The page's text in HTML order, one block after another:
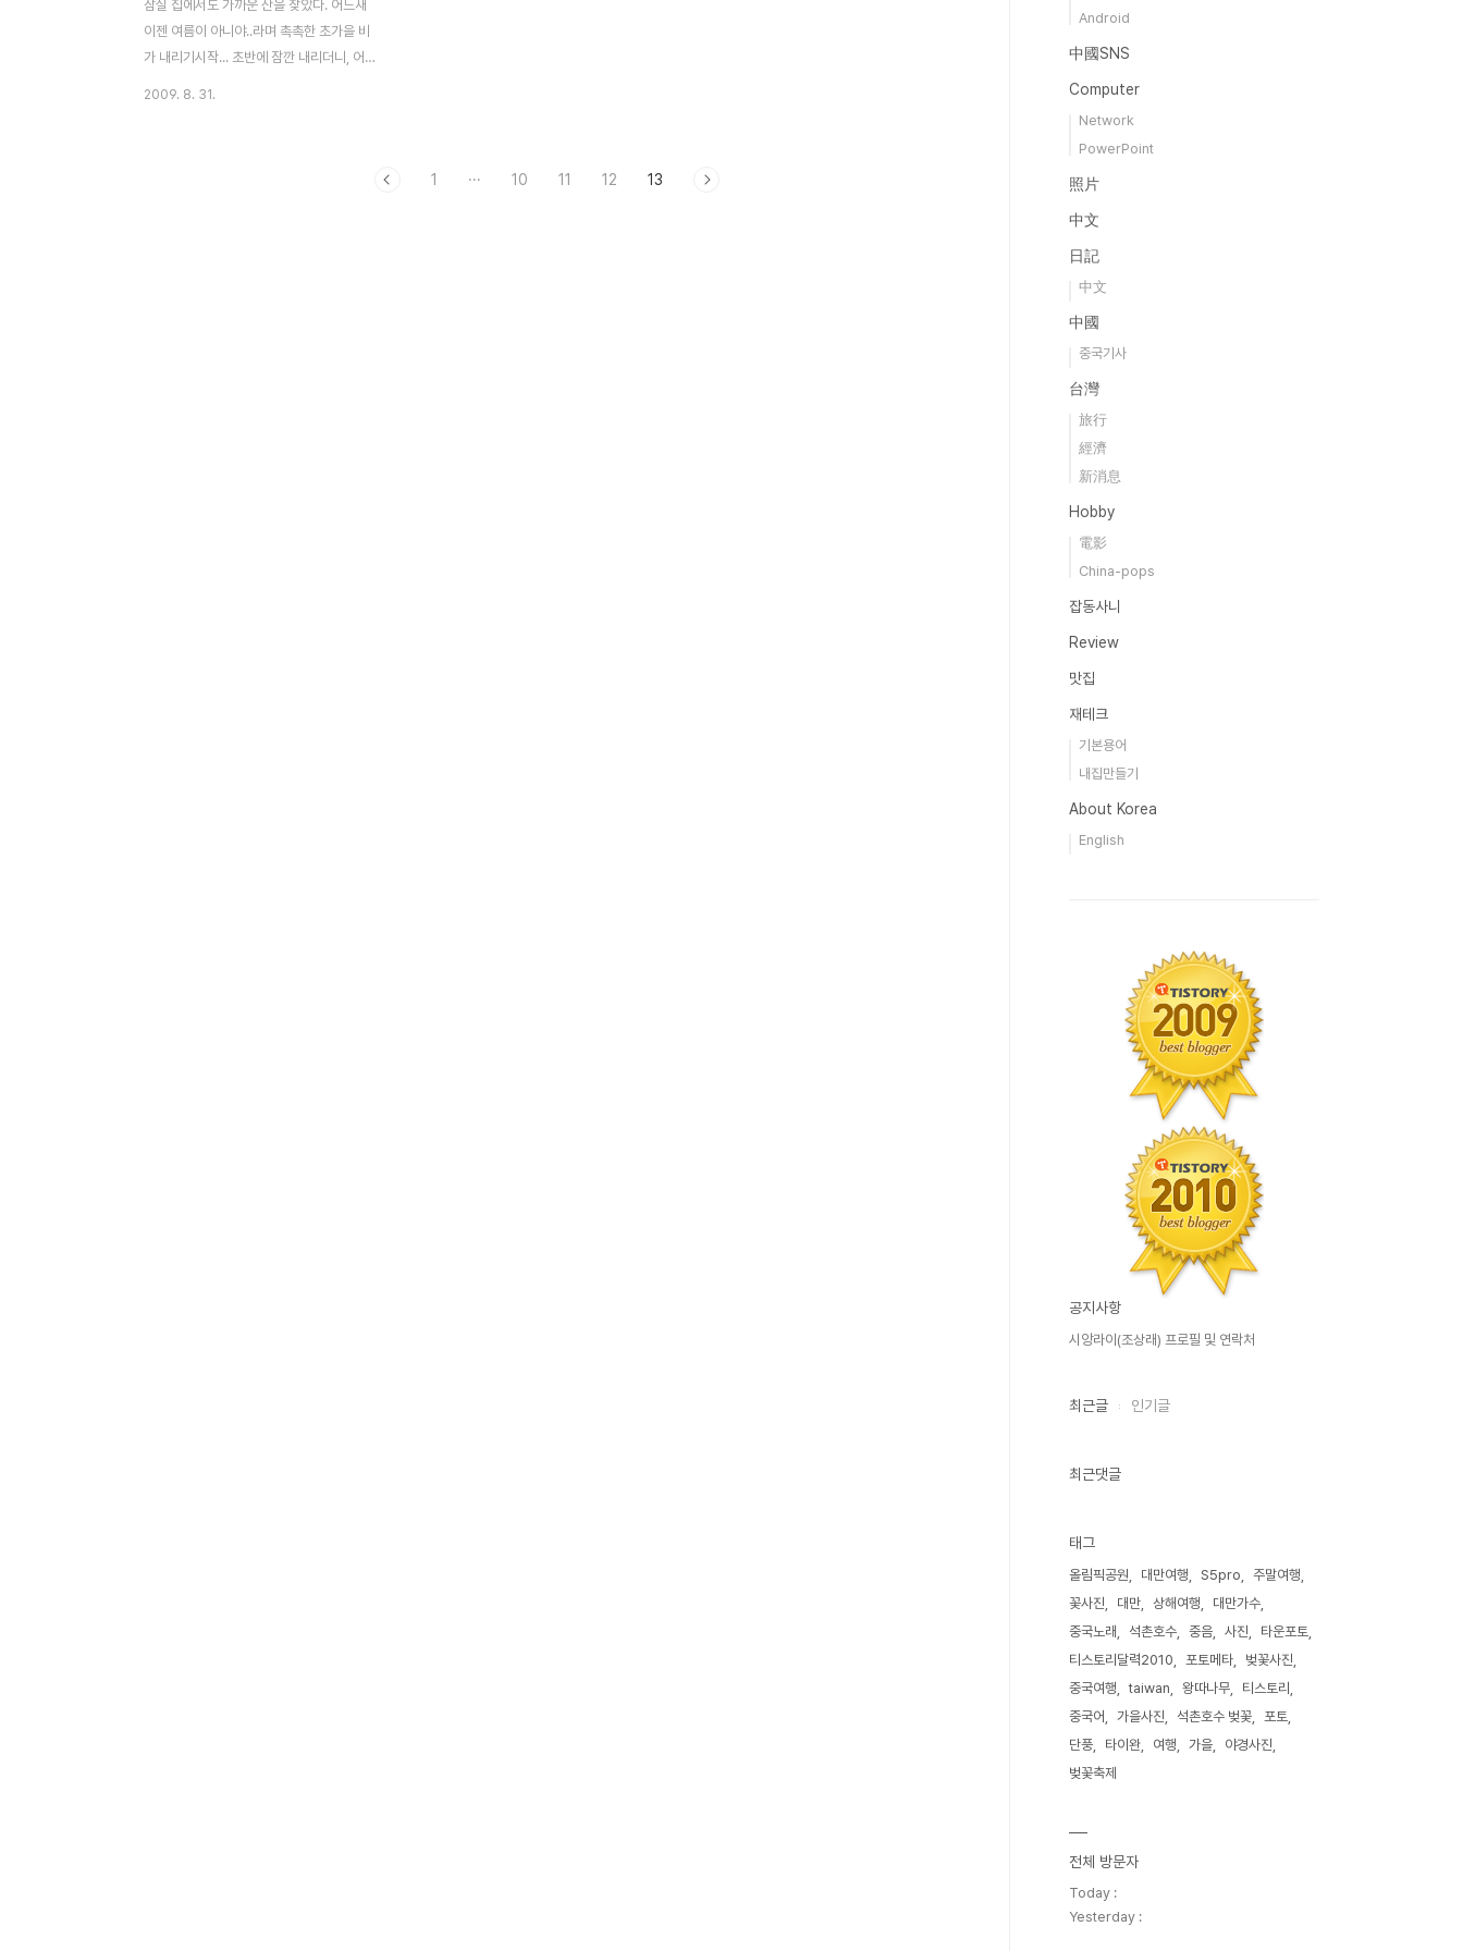
잠실 집에서도 가까운 산을 찾았다. 어느새
이젠 여름이 아니야..라며 촉촉한 초가을 비
가 내리기시작... 초반에 잠깐 내리더니, 어느
2009. 8. 31.
1 ··· 10 11 12 13
Android
中國SNS
Computer
Network
PowerPoint
照片
中文
日記
中文
中國
중국기사
台灣
旅行
經濟
新消息
Hobby
電影
China-pops
잡동사니
Review
맛집
재테크
기본용어
내집만들기
About Korea
English
공지사항
시앙라이(조상래) 프로필 및 연락처
최근글 인기글
최근댓글
태그
올림픽공원 대만여행 S5pro
주말여행
꽃사진
대만 상해여행
대만가수
중국노래
석촌호수 중음 사진
타운포토
티스토리달력2010
포토메타
벚꽃사진
중국여행
taiwan 왕따나무
티스토리
중국어
가을사진 석촌호수 벚꽃
포토
단풍
타이완 여행 가을
야경사진
벚꽃축제
전체 방문자
Today :
Yesterday :